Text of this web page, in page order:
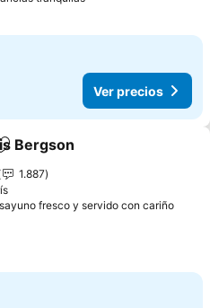
Ver precios
Agregar a favoritos
Bergson
1.887
fresco y servido con cariñoVer